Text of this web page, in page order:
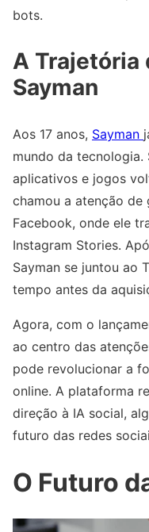
bots.
A Trajetória
Sayman
Aos 17 anos, Sayman
mundo da
aplicativos e jogos
chamou a atenção
Facebook, onde ele
Instagram Stories.
Sayman se juntou ao
tempo antes da
Agora, com o
ao centro das
pode revolucionar a
online. A plataforma
direção à IA social,
futuro das redes
O Futuro